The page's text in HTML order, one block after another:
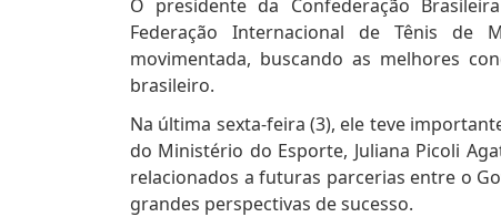
O presidente da Confederação
Federação Internacional de Tênis de
movimentada, buscando as melhores
brasileiro.
Na última sexta-feira (3), ele teve
do Ministério do Esporte, Juliana Picoli
relacionados a futuras parcerias entre o
grandes perspectivas de sucesso.